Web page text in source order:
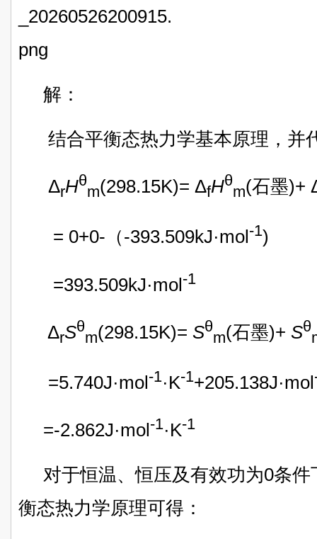
解：
结合平衡态热力学基本原理，并
ΔrHθ
m(298.15K)= ΔfHθ
m(石墨)+
= 0+0-（-393.509kJ·mol-1)
=393.509kJ·mol-1
ΔrSθ
m(298.15K)= Sθ
m(石墨)+ Sθ
=5.740J·mol-1·K-1+205.138J·mol
=-2.862J·mol-1·K-1
对于恒温、恒压及有效功为0条件
衡态热力学原理可得：